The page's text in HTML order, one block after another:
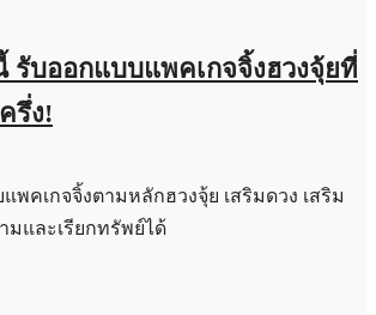
รับออกแบบแพคเกจจิ้งฮวงจุ้ยที่
รึ่ง!
พคเกจจิ้งตามหลักฮวงจุ้ย เสริมดวง เสริม
มและเรียกทรัพย์ได้